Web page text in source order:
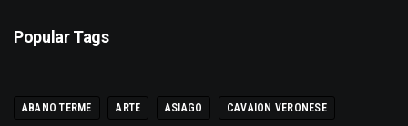
Popular Tags
ABANO TERME ARTE ASIAGO CAVAION VERONESE